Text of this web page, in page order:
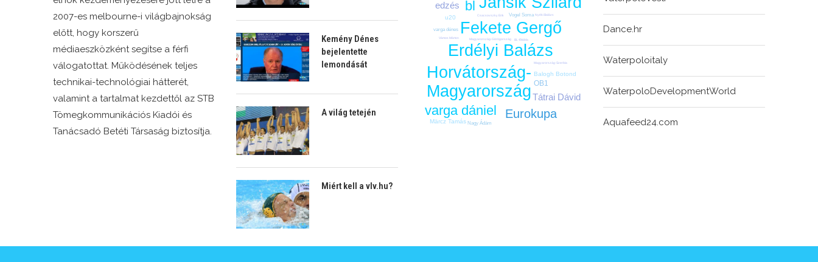
2007-es melbourne-i világbajnokság
előtt, hogy korszerű
médiaeszközként segítse a férfi
válogatottat. Működésének teljes
technikai-technológiai hátterét,
valamint a tartalmat kezdettől az STB
Tömegkommunikációs Kiadói és
Tanácsadó Betéti Társaság biztosítja.
Kemény Dénes
bejelentette
lemondását
A világ tetején
Miért kell a vlv.hu?
Erdélyi Balázs
Fekete Gergő
Horvátország-
Magyarország
bl
varga dániel Eurokupa
edzés
Tátrai Dávid
OB1
Balogh Botond
Märcz Tamás
u20
Nagy Ádám
varga dénes
Vogel Soma
BL-főtábla
Csacsovszky Erik
Magyarország-Görögország
Magyarország-Szerbia
Nyéki Balázs
Vámos Márton
Dance.hr
Waterpoloitaly
WaterpoloDevelopmentWorld
Aquafeed24.com